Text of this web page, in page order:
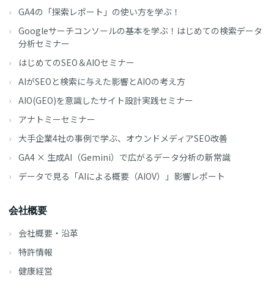
GA4の「探索レポート」の使い方を学ぶ！
Googleサーチコンソールの基本を学ぶ！はじめての検索データ
分析セミナー
はじめてのSEO＆AIOセミナー
AIがSEOと検索に与えた影響とAIOの考え方
AIO(GEO)を意識したサイト設計実践セミナー
アナトミーセミナー
大手企業4社の事例で学ぶ、オウンドメディアSEO改善
GA4 × 生成AI（Gemini）で広がるデータ分析の新常識
データで見る「AIによる概要（AIOV）」影響レポート
会社概要
会社概要・沿革
特許情報
健康経営